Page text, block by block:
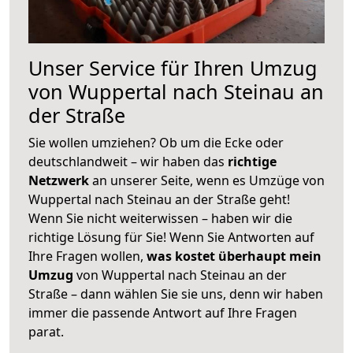
Unser Service für Ihren Umzug
von Wuppertal nach Steinau an
der Straße
Sie wollen umziehen? Ob um die Ecke oder
deutschlandweit – wir haben das richtige
Netzwerkan unserer Seite, wenn es Umzüge von
Wuppertal nach Steinau an der Straße geht!
Wenn Sie nicht weiterwissen – haben wir die
richtige Lösung für Sie! Wenn Sie Antworten auf
Ihre Fragen wollen, was kostet überhaupt mein
Umzug von Wuppertal nach Steinau an der
Straße – dann wählen Sie sie uns, denn wir haben
immer die passende Antwort auf Ihre Fragen
parat.